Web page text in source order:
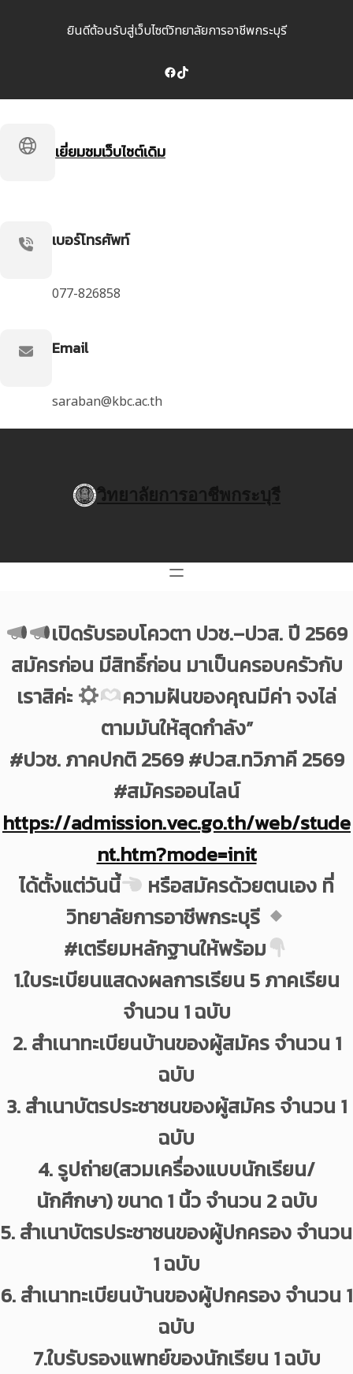
ยินดีต้อนรับสู่เว็บไซต์วิทยาลัยการอาชีพกระบุรี
Facebook TikTok
เยี่ยมชมเว็บไซต์เดิม
เบอร์โทรศัพท์
077-826858
Email
saraban@kbc.ac.th
วิทยาลัยการอาชีพกระบุรี
เปิดรับรอบโควตา ปวช.–ปวส. ปี 2569
สมัครก่อน มีสิทธิ์ก่อน มาเป็นครอบครัวกับ
เราสิค่ะ
ความฝันของคุณมีค่า จงไล่
ตามมันให้สุดกำลัง”
#ปวช. ภาคปกติ 2569 #ปวส.ทวิภาคี 2569
#สมัครออนไลน์
https://admission.vec.go.th/web/stude
nt.htm?mode=init
ได้ตั้งแต่วันนี้
หรือสมัครด้วยตนเอง ที่
วิทยาลัยการอาชีพกระบุรี
#เตรียมหลักฐานให้พร้อม
1.ใบระเบียนแสดงผลการเรียน 5 ภาคเรียน
จำนวน 1 ฉบับ
2. สำเนาทะเบียนบ้านของผู้สมัคร จำนวน 1
ฉบับ
3. สำเนาบัตรประชาชนของผู้สมัคร จำนวน 1
ฉบับ
4. รูปถ่าย(สวมเครื่องแบบนักเรียน/
นักศึกษา) ขนาด 1 นิ้ว จำนวน 2 ฉบับ
5. สำเนาบัตรประชาชนของผู้ปกครอง จำนวน
1 ฉบับ
6. สำเนาทะเบียนบ้านของผู้ปกครอง จำนวน 1
ฉบับ
7.ใบรับรองแพทย์ของนักเรียน 1 ฉบับ